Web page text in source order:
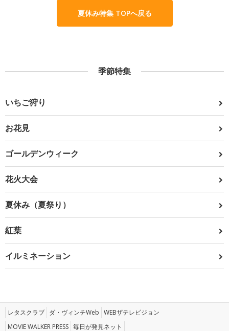
夏休み特集 TOPへ戻る
季節特集
いちご狩り
お花見
ゴールデンウィーク
花火大会
夏休み（夏祭り）
紅葉
イルミネーション
レタスクラブ ダ・ヴィンチWeb WEBザテレビジョン
MOVIE WALKER PRESS 毎日が発見ネット